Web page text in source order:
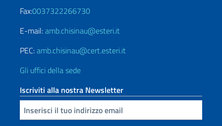
Fax:0037322266730
E-mail:amb.chisinau@esteri.it
PEC:amb.chisinau@cert.esteri.it
Gli uffici della sede
Iscriviti alla nostra Newsletter
Inserisci la tua email